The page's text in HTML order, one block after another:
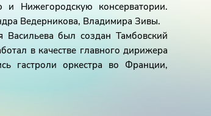
и Нижегородскую консерватории.
Ведерникова, Владимира Зивы.
был создан Тамбовский
в качестве главного дирижера
гастроли оркестра во Франции,
им. С.В. Рахманинова,